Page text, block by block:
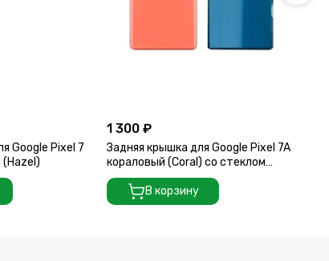
Google Pixel 7
(Hazel)
1 300 ₽
Задняя крышка для Google Pixel 7A
кораловый (Coral) со стеклом
камеры
В корзину